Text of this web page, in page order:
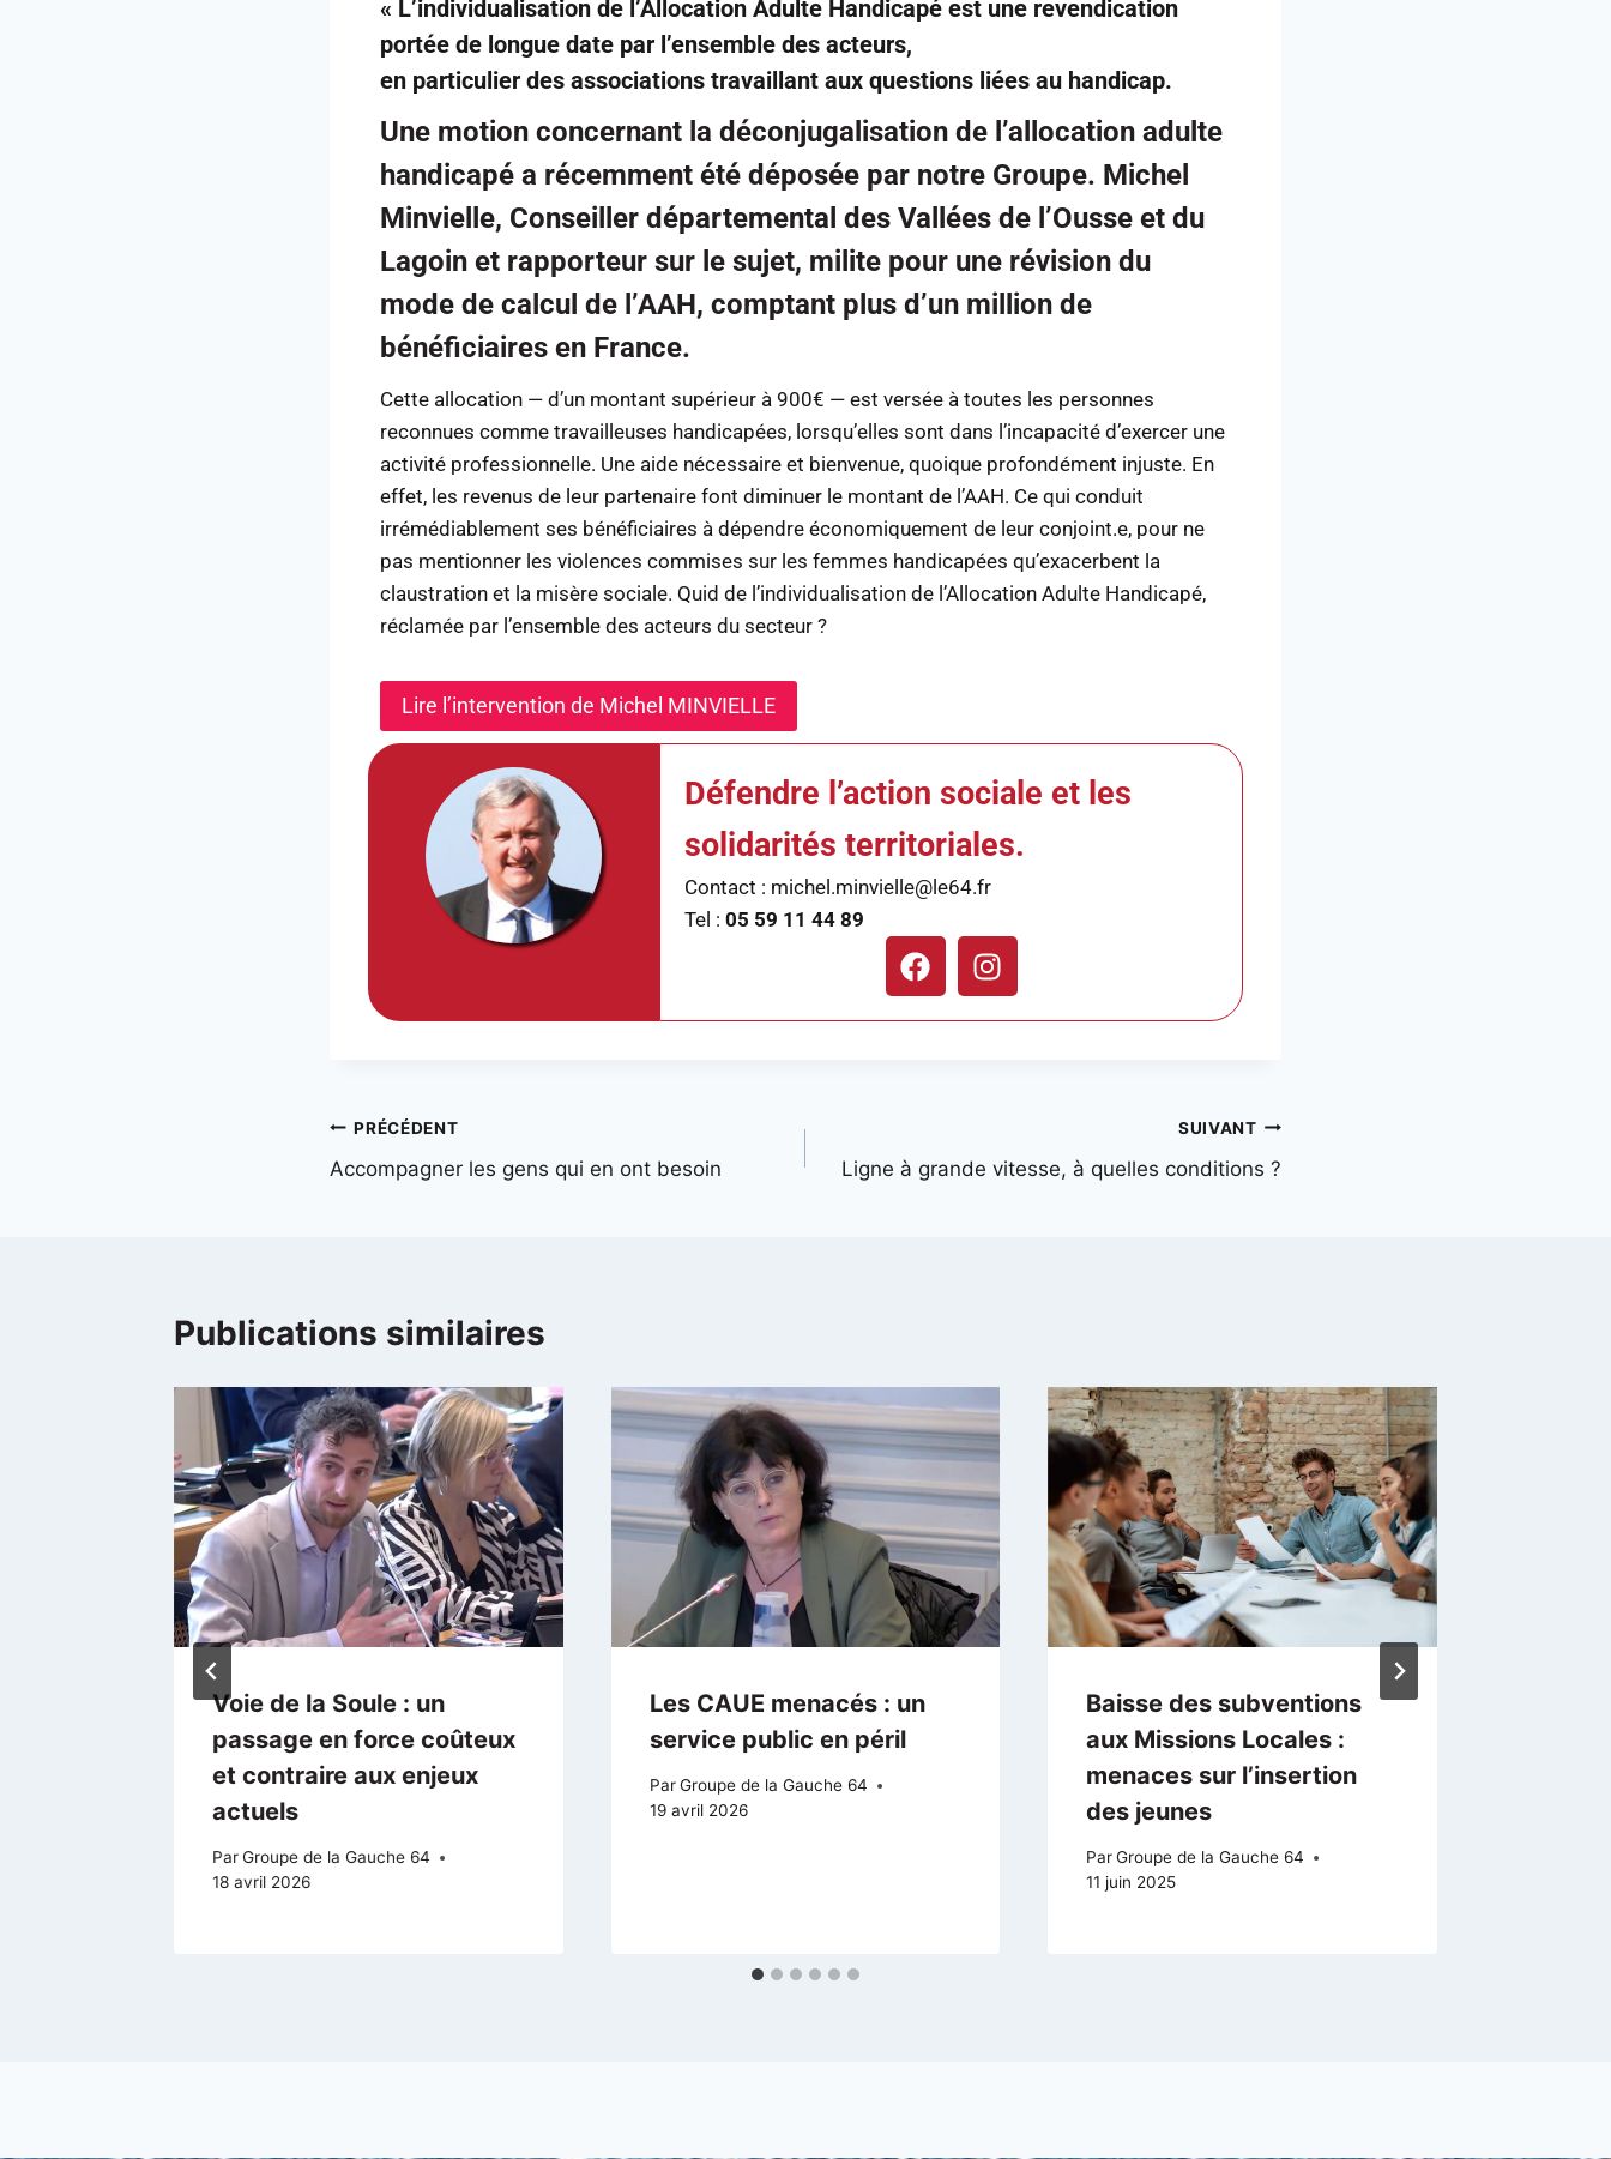
« L’individualisation de l’Allocation Adulte Handicapé est une revendication
portée de longue date par l’ensemble des acteurs,
en particulier des associations travaillant aux questions liées au handicap.
Une motion concernant la déconjugalisation de l’allocation adulte
handicapé a récemment été déposée par notre Groupe. Michel
Minvielle, Conseiller départemental des Vallées de l’Ousse et du
Lagoin et rapporteur sur le sujet, milite pour une révision du
mode de calcul de l’AAH, comptant plus d’un million de
bénéficiaires en France.
Cette allocation — d’un montant supérieur à 900€ — est versée à toutes les personnes
reconnues comme travailleuses handicapées, lorsqu’elles sont dans l’incapacité d’exercer une
activité professionnelle. Une aide nécessaire et bienvenue, quoique profondément injuste. En
effet, les revenus de leur partenaire font diminuer le montant de l’AAH. Ce qui conduit
irrémédiablement ses bénéficiaires à dépendre économiquement de leur conjoint.e, pour ne
pas mentionner les violences commises sur les femmes handicapées qu’exacerbent la
claustration et la misère sociale. Quid de l’individualisation de l’Allocation Adulte Handicapé,
réclamée par l’ensemble des acteurs du secteur ?
Lire l’intervention de Michel MINVIELLE
Défendre l’action sociale et les
solidarités territoriales.
Contact : michel.minvielle@le64.fr
Tel :05 59 11 44 89
PRÉCÉDENT
Accompagner les gens qui en ont besoin
SUIVANT
Ligne à grande vitesse, à quelles conditions ?
Publications similaires
Voie de la Soule : un
passage en force coûteux
et contraire aux enjeux
actuels
ParGroupe de la Gauche 64
18 avril 2026
Les CAUE menacés : un
service public en péril
Par Groupe de la Gauche 64
19 avril 2026
Baisse des subventions
aux Missions Locales :
menaces sur l’insertion
des jeunes
Par Groupe de la Gauche 64
11 juin 2025